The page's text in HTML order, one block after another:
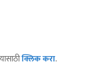
क्लिक करा.